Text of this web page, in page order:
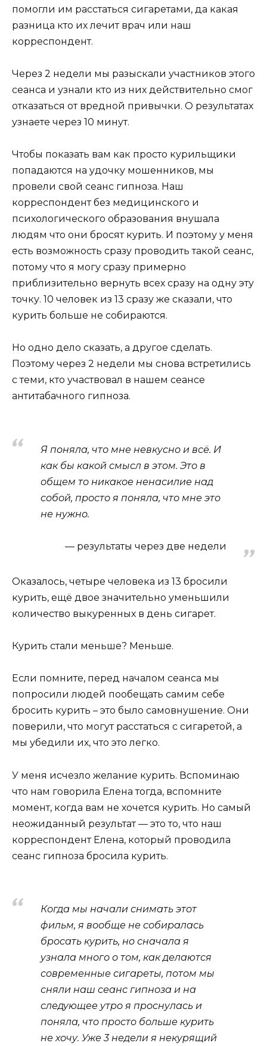
помогли им расстаться сигаретами, да какая
разница кто их лечит врач или наш
корреспондент.
Через 2 недели мы разыскали участников этого
сеанса и узнали кто из них действительно смог
отказаться от вредной привычки. О результатах
узнаете через 10 минут.
Чтобы показать вам как просто курильщики
попадаются на удочку мошенников, мы
провели свой сеанс гипноза. Наш
корреспондент без медицинского и
психологического образования внушала
людям что они бросят курить. И поэтому у меня
есть возможность сразу проводить такой сеанс,
потому что я могу сразу примерно
приблизительно вернуть всех сразу на одну эту
точку. 10 человек из 13 сразу же сказали, что
курить больше не собираются.
Но одно дело сказать, а другое сделать.
Поэтому через 2 недели мы снова встретились
с теми, кто участвовал в нашем сеансе
антитабачного гипноза.
Я поняла, что мне невкусно и всё. И
как бы какой смысл в этом. Это в
общем то никакое ненасилие над
собой, просто я поняла, что мне это
не нужно.
результаты через две недели
Оказалось, четыре человека из 13 бросили
курить, ещё двое значительно уменьшили
количество выкуренных в день сигарет.
Курить стали меньше? Меньше.
Если помните, перед началом сеанса мы
попросили людей пообещать самим себе
бросить курить – это было самовнушение. Они
поверили, что могут расстаться с сигаретой, а
мы убедили их, что это легко.
У меня исчезло желание курить. Вспоминаю
что нам говорила Елена тогда, вспомните
момент, когда вам не хочется курить. Но самый
неожиданный результат — это то, что наш
корреспондент Елена, который проводила
сеанс гипноза бросила курить.
Когда мы начали снимать этот
фильм, я вообще не собиралась
бросать курить, но сначала я
узнала много о том, как делаются
современные сигареты, потом мы
сняли наш сеанс гипноза и на
следующее утро я проснулась и
поняла, что просто больше курить
не хочу. Уже 3 недели я некурящий